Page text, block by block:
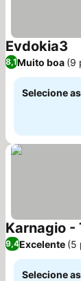
Evdokia3
8,1Muito boa (9
Selecione
Karnagio -
9,4Excelente (5
Selecione